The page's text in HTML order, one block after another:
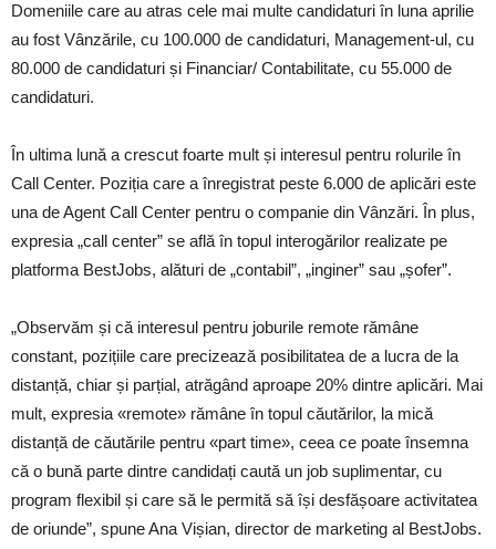
Domeniile care au atras cele mai multe candidaturi în luna aprilie
au fost Vânzările, cu 100.000 de candidaturi, Management-ul, cu
80.000 de candidaturi și Financiar/ Contabilitate, cu 55.000 de
candidaturi.
În ultima lună a crescut foarte mult și interesul pentru rolurile în
Call Center. Poziția care a înregistrat peste 6.000 de aplicări este
una de Agent Call Center pentru o companie din Vânzări. În plus,
expresia „call center” se află în topul interogărilor realizate pe
platforma BestJobs, alături de „contabil”, „inginer” sau „șofer”.
„Observăm și că interesul pentru joburile remote rămâne
constant, pozițiile care precizează posibilitatea de a lucra de la
distanță, chiar și parțial, atrăgând aproape 20% dintre aplicări. Mai
mult, expresia «remote» rămâne în topul căutărilor, la mică
distanță de căutările pentru «part time», ceea ce poate însemna
că o bună parte dintre candidați caută un job suplimentar, cu
program flexibil și care să le permită să își desfășoare activitatea
de oriunde”, spune Ana Vișian, director de marketing al BestJobs.